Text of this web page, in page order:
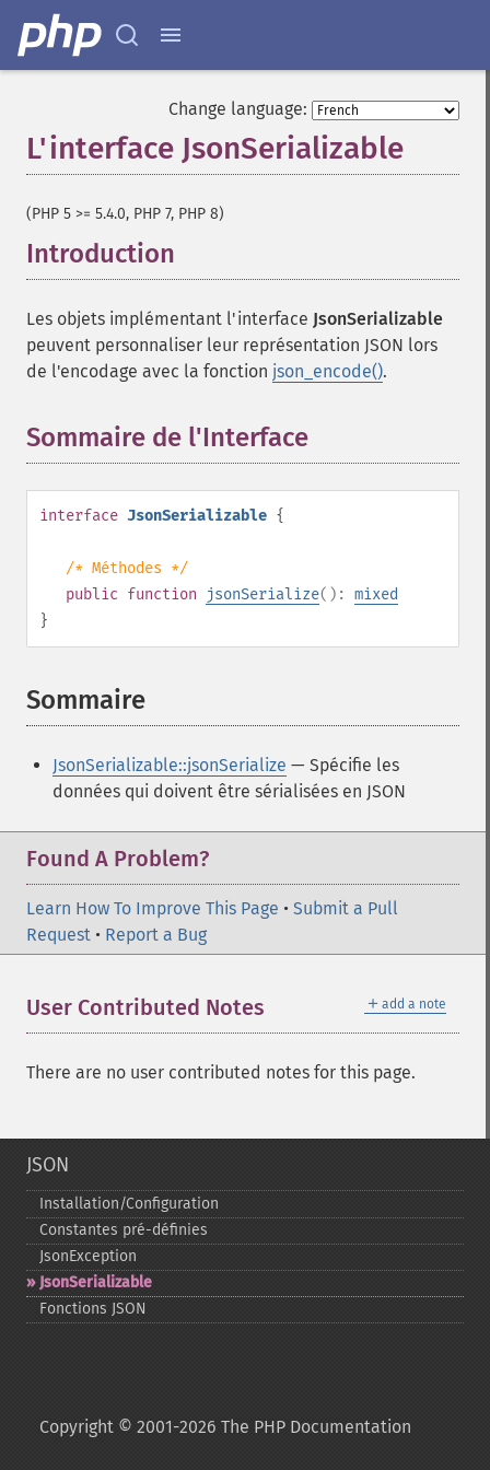
Change language:
L'interface JsonSerializable
(PHP 5 >= 5.4.0, PHP 7, PHP 8)
Introduction
Les objets implémentant l'interface JsonSerializable
peuvent personnaliser leur représentation JSON lors
de l'encodage avec la fonction json_encode().
Sommaire de l'Interface
interface JsonSerializable {
/* Méthodes */
public function jsonSerialize(): mixed
}
Sommaire
JsonSerializable::jsonSerialize — Spécifie les
données qui doivent être sérialisées en JSON
Found A Problem?
Learn How To Improve This Page • Submit a Pull
Request • Report a Bug
＋ add a note
User Contributed Notes
There are no user contributed notes for this page.
JSON
Installation/Configuration
Constantes pré-​définies
JsonException
JsonSerializable
Fonctions JSON
Copyright © 2001-2026 The PHP Documentation